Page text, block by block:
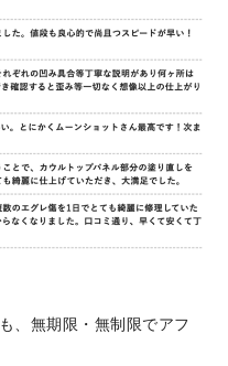
、無期限・無制限でアフ